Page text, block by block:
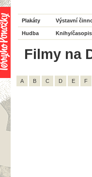
Plakáty Výstavní
Hudba Knihy/
Filmy na
A B C D E F